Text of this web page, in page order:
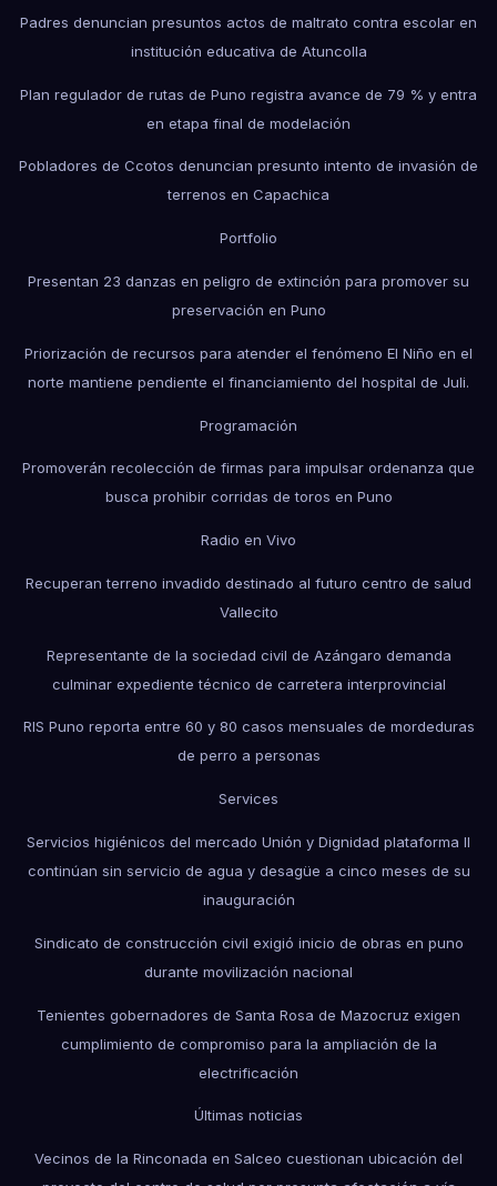
Padres denuncian presuntos actos de maltrato contra escolar en
institución educativa de Atuncolla
Plan regulador de rutas de Puno registra avance de 79 % y entra
en etapa final de modelación
Pobladores de Ccotos denuncian presunto intento de invasión de
terrenos en Capachica
Portfolio
Presentan 23 danzas en peligro de extinción para promover su
preservación en Puno
Priorización de recursos para atender el fenómeno El Niño en el
norte mantiene pendiente el financiamiento del hospital de Juli.
Programación
Promoverán recolección de firmas para impulsar ordenanza que
busca prohibir corridas de toros en Puno
Radio en Vivo
Recuperan terreno invadido destinado al futuro centro de salud
Vallecito
Representante de la sociedad civil de Azángaro demanda
culminar expediente técnico de carretera interprovincial
RIS Puno reporta entre 60 y 80 casos mensuales de mordeduras
de perro a personas
Services
Servicios higiénicos del mercado Unión y Dignidad plataforma II
continúan sin servicio de agua y desagüe a cinco meses de su
inauguración
Sindicato de construcción civil exigió inicio de obras en puno
durante movilización nacional
Tenientes gobernadores de Santa Rosa de Mazocruz exigen
cumplimiento de compromiso para la ampliación de la
electrificación
Últimas noticias
Vecinos de la Rinconada en Salceo cuestionan ubicación del